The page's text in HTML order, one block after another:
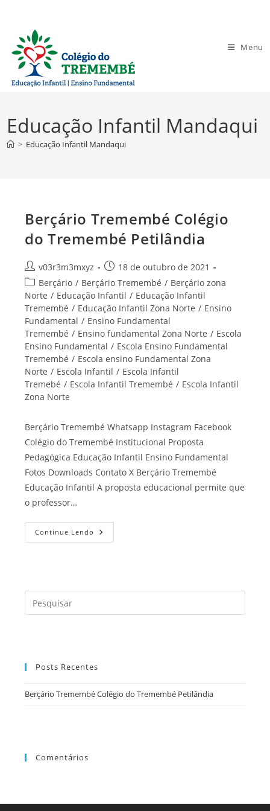
conteúdo
Menu
Educação Infantil Mandaqui
> Educação Infantil Mandaqui
Berçário Tremembé Colégio
do Tremembé Petilândia
Autor
do
post:
v03r3m3mxyz
Post
publicado:
18 de outubro de 2021
Categoria
do
post:
Berçário / Berçário Tremembé / Berçário zona
Norte / Educação Infantil / Educação Infantil
Tremembé / Educação Infantil Zona Norte / Ensino
Fundamental / Ensino Fundamental
Tremembé / Ensino fundamental Zona Norte / Escola
Ensino Fundamental / Escola Ensino Fundamental
Tremembé / Escola ensino Fundamental Zona
Norte / Escola Infantil / Escola Infantil
Tremebé / Escola Infantil Tremembé / Escola Infantil
Zona Norte
Berçário Tremembé Whatsapp Instagram Facebook
Colégio do Tremembé Institucional Proposta
Pedagógica Educação Infantil Ensino Fundamental
Fotos Downloads Contato X Berçário Tremembé
Educação Infantil A proposta educacional permite que
o professor…
Continue Lendo Berçário
Tremembé
a
Posts Recentes
Berçário Tremembé Colégio do Tremembé Petilândia
Comentários